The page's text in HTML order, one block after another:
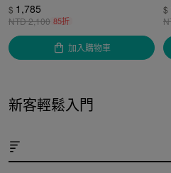
$ 1,785
NTD2,100 85折
加入購物車
$
新客輕鬆入門